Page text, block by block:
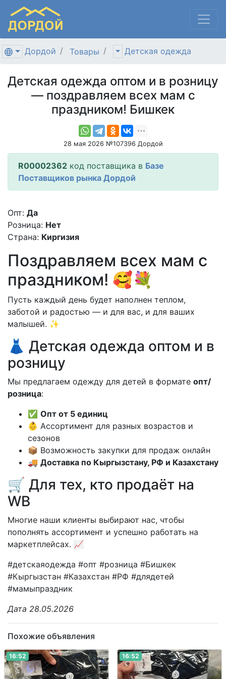
Дордой Товары Детская одежда
Детская одежда оптом и в розницу
— поздравляем всех мам с
праздником! Бишкек
28 мая 2026 №107396 Дордой
R00002362 код поставщика в Базе
Поставщиков рынка Дордой
Опт: Да
Розница: Нет
Страна: Киргизия
Поздравляем всех мам с
праздником! 🥰💐
Пусть каждый день будет наполнен теплом,
заботой и радостью — и для вас, и для ваших
малышей. ✨
👗 Детская одежда оптом и в
розницу
Мы предлагаем одежду для детей в формате опт/
розница:
✅ Опт от 5 единиц
👶 Ассортимент для разных возрастов и
сезонов
📦 Возможность закупки для продаж онлайн
🚚 Доставка по Кыргызстану, РФ и Казахстану
🛒 Для тех, кто продаёт на
WB
Многие наши клиенты выбирают нас, чтобы
пополнять ассортимент и успешно работать на
маркетплейсах. 📈
#детскаяодежда #опт #розница #Бишкек
#Кыргызстан #Казахстан #РФ #длядетей
#мамыпраздник
Дата 28.05.2026
Похожие объявления
16:52 16:52